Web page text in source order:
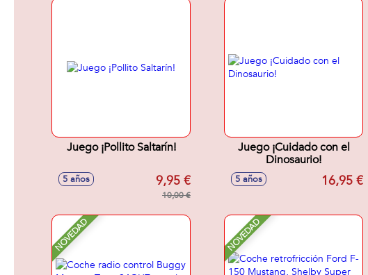
Juego ¡Pollito Saltarín!
5 años 9,95 €
10,00 €
Juego ¡Cuidado con el
Dinosaurio!
5 años 16,95 €
NOVEDAD NOVEDAD